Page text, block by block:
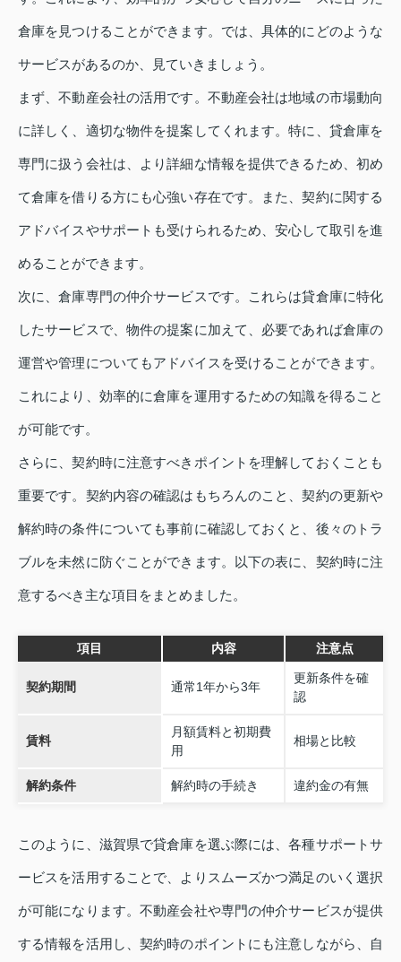
倉庫を見つけることができます。では、具体的にどのような
サービスがあるのか、見ていきましょう。
まず、不動産会社の活用です。不動産会社は地域の市場動向
に詳しく、適切な物件を提案してくれます。特に、貸倉庫を
専門に扱う会社は、より詳細な情報を提供できるため、初め
て倉庫を借りる方にも心強い存在です。また、契約に関する
アドバイスやサポートも受けられるため、安心して取引を進
めることができます。
次に、倉庫専門の仲介サービスです。これらは貸倉庫に特化
したサービスで、物件の提案に加えて、必要であれば倉庫の
運営や管理についてもアドバイスを受けることができます。
これにより、効率的に倉庫を運用するための知識を得ること
が可能です。
さらに、契約時に注意すべきポイントを理解しておくことも
重要です。契約内容の確認はもちろんのこと、契約の更新や
解約時の条件についても事前に確認しておくと、後々のトラ
ブルを未然に防ぐことができます。以下の表に、契約時に注
意するべき主な項目をまとめました。
項目 内容 注意点
契約期間 通常1年から3年
更新条件を確
認
賃料
月額賃料と初期費
用
相場と比較
解約条件 解約時の手続き 違約金の有無
このように、滋賀県で貸倉庫を選ぶ際には、各種サポートサ
ービスを活用することで、よりスムーズかつ満足のいく選択
が可能になります。不動産会社や専門の仲介サービスが提供
する情報を活用し、契約時のポイントにも注意しながら、自